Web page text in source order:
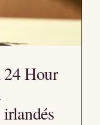
Hour